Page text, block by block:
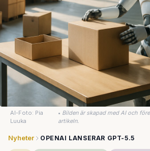
AI-Foto: Pia
Luuka
• Bilden är skapad med AI och
artikeln.
Nyheter OPENAI LANSERAR GPT-5.5